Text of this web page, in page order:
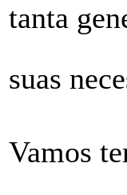
tanta
suas
Vamos